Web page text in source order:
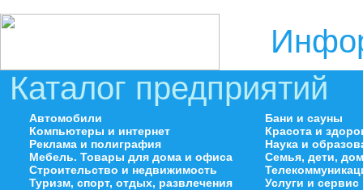
Каталог предприятий
Автомобили
Компьютеры и интернет
Реклама и полиграфия
Мебель. Товары для дома и офиса
Строительство и недвижимость
Туризм, спорт, отдых, развлечения
Бани и сауны
Красота и
Наука и
Семья, дети,
Услуги и сервис